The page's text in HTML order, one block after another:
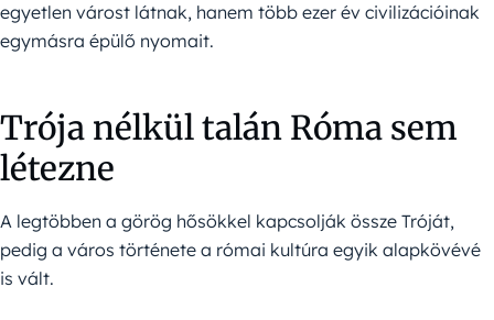
egyetlen várost látnak, hanem több ezer év civilizációinak
egymásra épülő nyomait.
Trója nélkül talán Róma sem
létezne
A legtöbben a görög hősökkel kapcsolják össze Tróját,
pedig a város története a római kultúra egyik alapkövévé
is vált.